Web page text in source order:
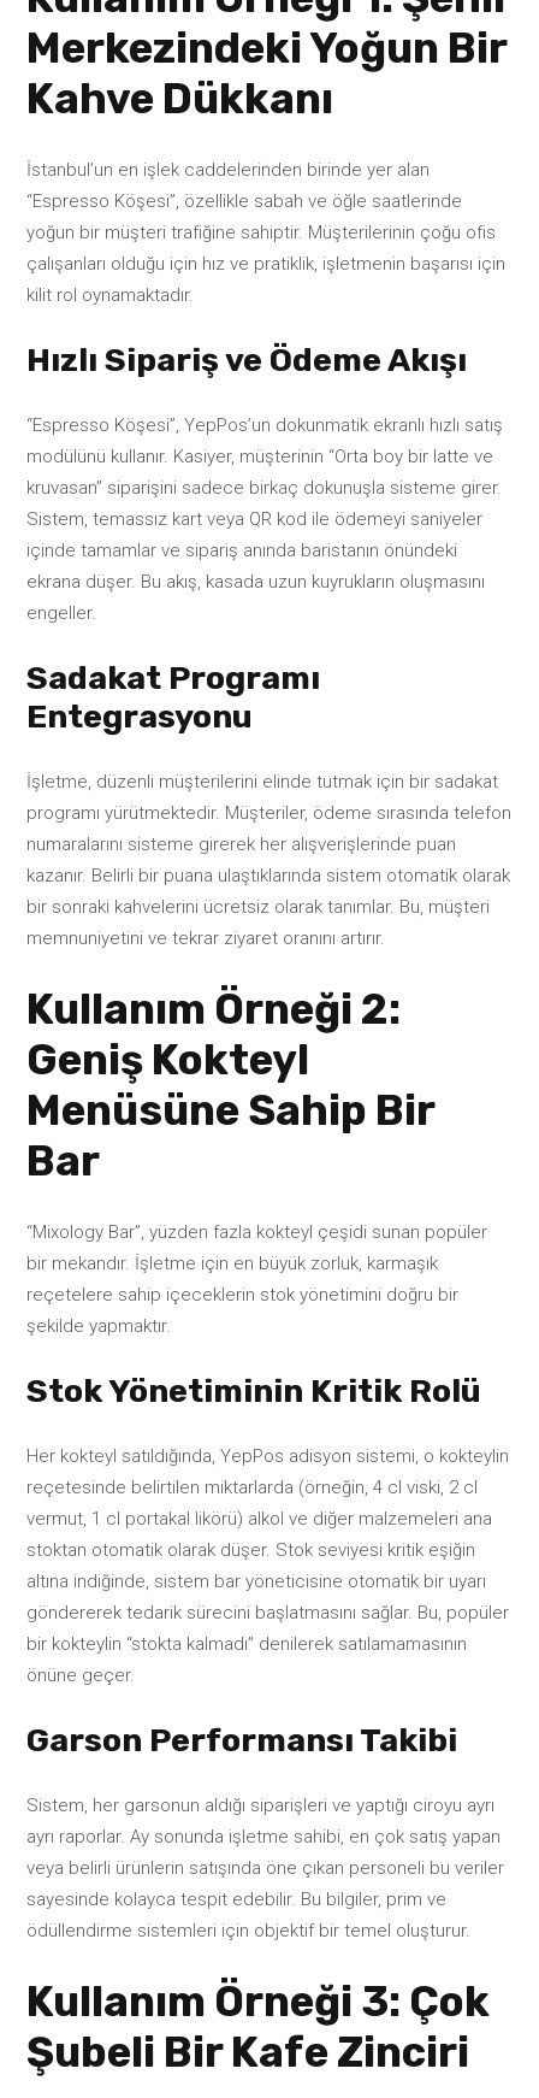
Merkezindeki Yoğun Bir
Kahve Dükkanı
İstanbul’un en işlek caddelerinden birinde yer alan
“Espresso Köşesi”, özellikle sabah ve öğle saatlerinde
yoğun bir müşteri trafiğine sahiptir. Müşterilerinin çoğu ofis
çalışanları olduğu için hız ve pratiklik, işletmenin başarısı için
kilit rol oynamaktadır.
Hızlı Sipariş ve Ödeme Akışı
“Espresso Köşesi”, YepPos’un dokunmatik ekranlı hızlı satış
modülünü kullanır. Kasiyer, müşterinin “Orta boy bir latte ve
kruvasan” siparişini sadece birkaç dokunuşla sisteme girer.
Sistem, temassız kart veya QR kod ile ödemeyi saniyeler
içinde tamamlar ve sipariş anında baristanın önündeki
ekrana düşer. Bu akış, kasada uzun kuyrukların oluşmasını
engeller.
Sadakat Programı
Entegrasyonu
İşletme, düzenli müşterilerini elinde tutmak için bir sadakat
programı yürütmektedir. Müşteriler, ödeme sırasında telefon
numaralarını sisteme girerek her alışverişlerinde puan
kazanır. Belirli bir puana ulaştıklarında sistem otomatik olarak
bir sonraki kahvelerini ücretsiz olarak tanımlar. Bu, müşteri
memnuniyetini ve tekrar ziyaret oranını artırır.
Kullanım Örneği 2:
Geniş Kokteyl
Menüsüne Sahip Bir
Bar
“Mixology Bar”, yüzden fazla kokteyl çeşidi sunan popüler
bir mekandır. İşletme için en büyük zorluk, karmaşık
reçetelere sahip içeceklerin stok yönetimini doğru bir
şekilde yapmaktır.
Stok Yönetiminin Kritik Rolü
Her kokteyl satıldığında, YepPos adisyon sistemi, o kokteylin
reçetesinde belirtilen miktarlarda (örneğin, 4 cl viski, 2 cl
vermut, 1 cl portakal likörü) alkol ve diğer malzemeleri ana
stoktan otomatik olarak düşer. Stok seviyesi kritik eşiğin
altına indiğinde, sistem bar yöneticisine otomatik bir uyarı
göndererek tedarik sürecini başlatmasını sağlar. Bu, popüler
bir kokteylin “stokta kalmadı” denilerek satılamamasının
önüne geçer.
Garson Performansı Takibi
Sistem, her garsonun aldığı siparişleri ve yaptığı ciroyu ayrı
ayrı raporlar. Ay sonunda işletme sahibi, en çok satış yapan
veya belirli ürünlerin satışında öne çıkan personeli bu veriler
sayesinde kolayca tespit edebilir. Bu bilgiler, prim ve
ödüllendirme sistemleri için objektif bir temel oluşturur.
Kullanım Örneği 3: Çok
Şubeli Bir Kafe Zinciri